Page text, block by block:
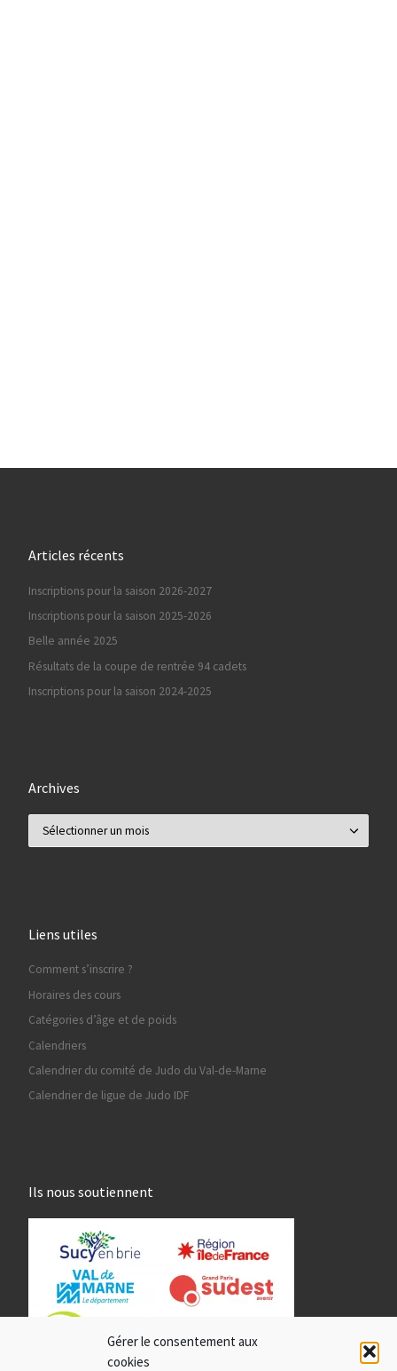
Gérer le consentement aux
cookies
Articles récents
Inscriptions pour la saison 2026-2027
Inscriptions pour la saison 2025-2026
Belle année 2025
Résultats de la coupe de rentrée 94 cadets
Inscriptions pour la saison 2024-2025
Archives
Liens utiles
Comment s’inscrire ?
Horaires des cours
Catégories d’âge et de poids
Calendriers
Calendrier du comité de Judo du Val-de-Marne
Calendrier de ligue de Judo IDF
Ils nous soutiennent